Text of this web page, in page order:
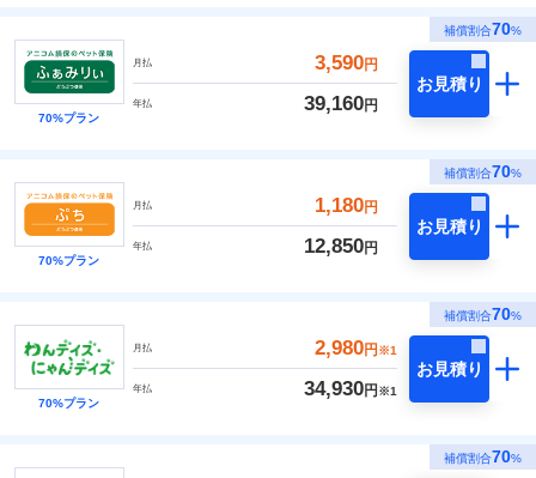
補償割合70%
70%プラン
月払 3,590円
年払 39,160円
お見積り
補償割合70%
70%プラン
月払 1,180円
年払 12,850円
お見積り
補償割合70%
70%プラン
月払 2,980円 ※1
年払 34,930円 ※1
お見積り
補償割合70%